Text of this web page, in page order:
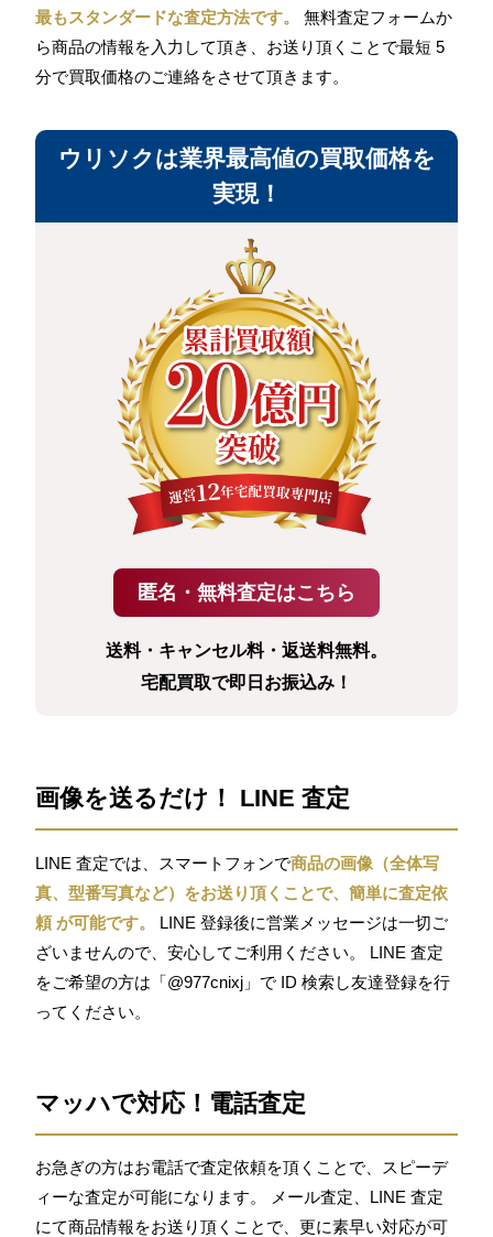
最もスタンダードな査定方法です。
無料査定フォームか
ら商品の情報を入力して頂き、お送り頂くことで最短 5
分で買取価格のご連絡をさせて頂きます。
ウリソクは業界最高値の買取価格を
実現！
送料・キャンセル料・返送料無料。
宅配買取で即日お振込み！
画像を送るだけ！ LINE 査定
LINE 査定では、スマートフォンで商品の画像（全体写
真、型番写真など）をお送り頂くことで、簡単に査定依
頼 が可能です。
LINE 登録後に営業メッセージは一切ご
ざいませんので、安心してご利用ください。 LINE 査定
をご希望の方は「@977cnixj」で ID 検索し友達登録を行
ってください。
マッハで対応！電話査定
お急ぎの方はお電話で査定依頼を頂くことで、スピーデ
ィーな査定が可能になります。 メール査定、LINE 査定
にて商品情報をお送り頂くことで、更に素早い対応が可